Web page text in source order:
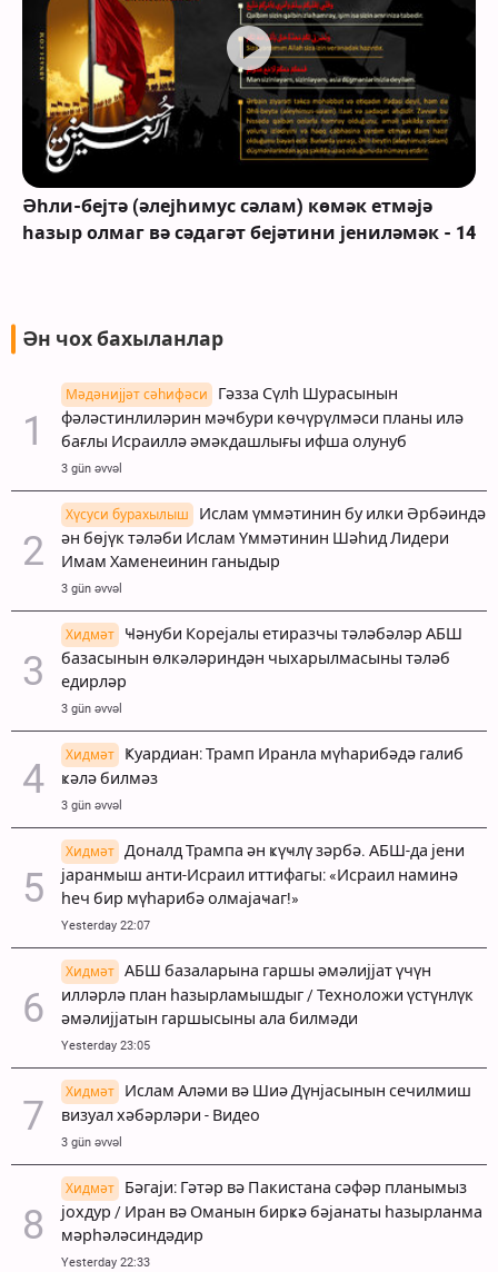
Әһли-бејтә (әлејһимус сәлам) көмәк етмәјә
һазыр олмаг вә сәдагәт бејәтини јениләмәк - 14
Ән чох бахыланлар
Мәдәнијјәт сәһифәси
Гәзза Сүлһ Шурасынын
фәләстинлиләрин мәҹбури көчүрүлмәси планы илә
бағлы Исраиллә әмәкдашлығы ифша олунуб
3 gün əvvəl
Хүсуси бурахылыш
Ислам үммәтинин бу илки Әрбәиндә
ән бөјүк тәләби Ислам Үммәтинин Шәһид Лидери
Имам Хаменеинин ганыдыр
3 gün əvvəl
Хидмәт
Ҹәнуби Корејалы етиразчы тәләбәләр АБШ
базасынын өлкәләриндән чыхарылмасыны тәләб
едирләр
3 gün əvvəl
Хидмәт
Ҝуардиан: Трамп Иранла мүһарибәдә галиб
ҝәлә билмәз
3 gün əvvəl
Хидмәт
Доналд Трампа ән ҝүҹлү зәрбә. АБШ-да јени
јаранмыш анти-Исраил иттифагы: «Исраил наминә
һеч бир мүһарибә олмајаҹаг!»
Yesterday 22:07
Хидмәт
АБШ базаларына гаршы әмәлијјат үчүн
илләрлә план һазырламышдыг / Техноложи үстүнлүк
әмәлијјатын гаршысыны ала билмәди
Yesterday 23:05
Хидмәт
Ислам Аләми вә Шиә Дүнјасынын сечилмиш
визуал хәбәрләри - Видео
3 gün əvvəl
Хидмәт
Бәгаји: Гәтәр вә Пакистана сәфәр планымыз
јохдур / Иран вә Оманын бирҝә бәјанаты һазырланма
мәрһәләсиндәдир
Yesterday 22:33